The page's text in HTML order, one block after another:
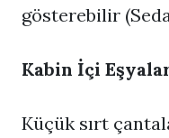
gösterebilir
Kabin İçi
Küçük sırt